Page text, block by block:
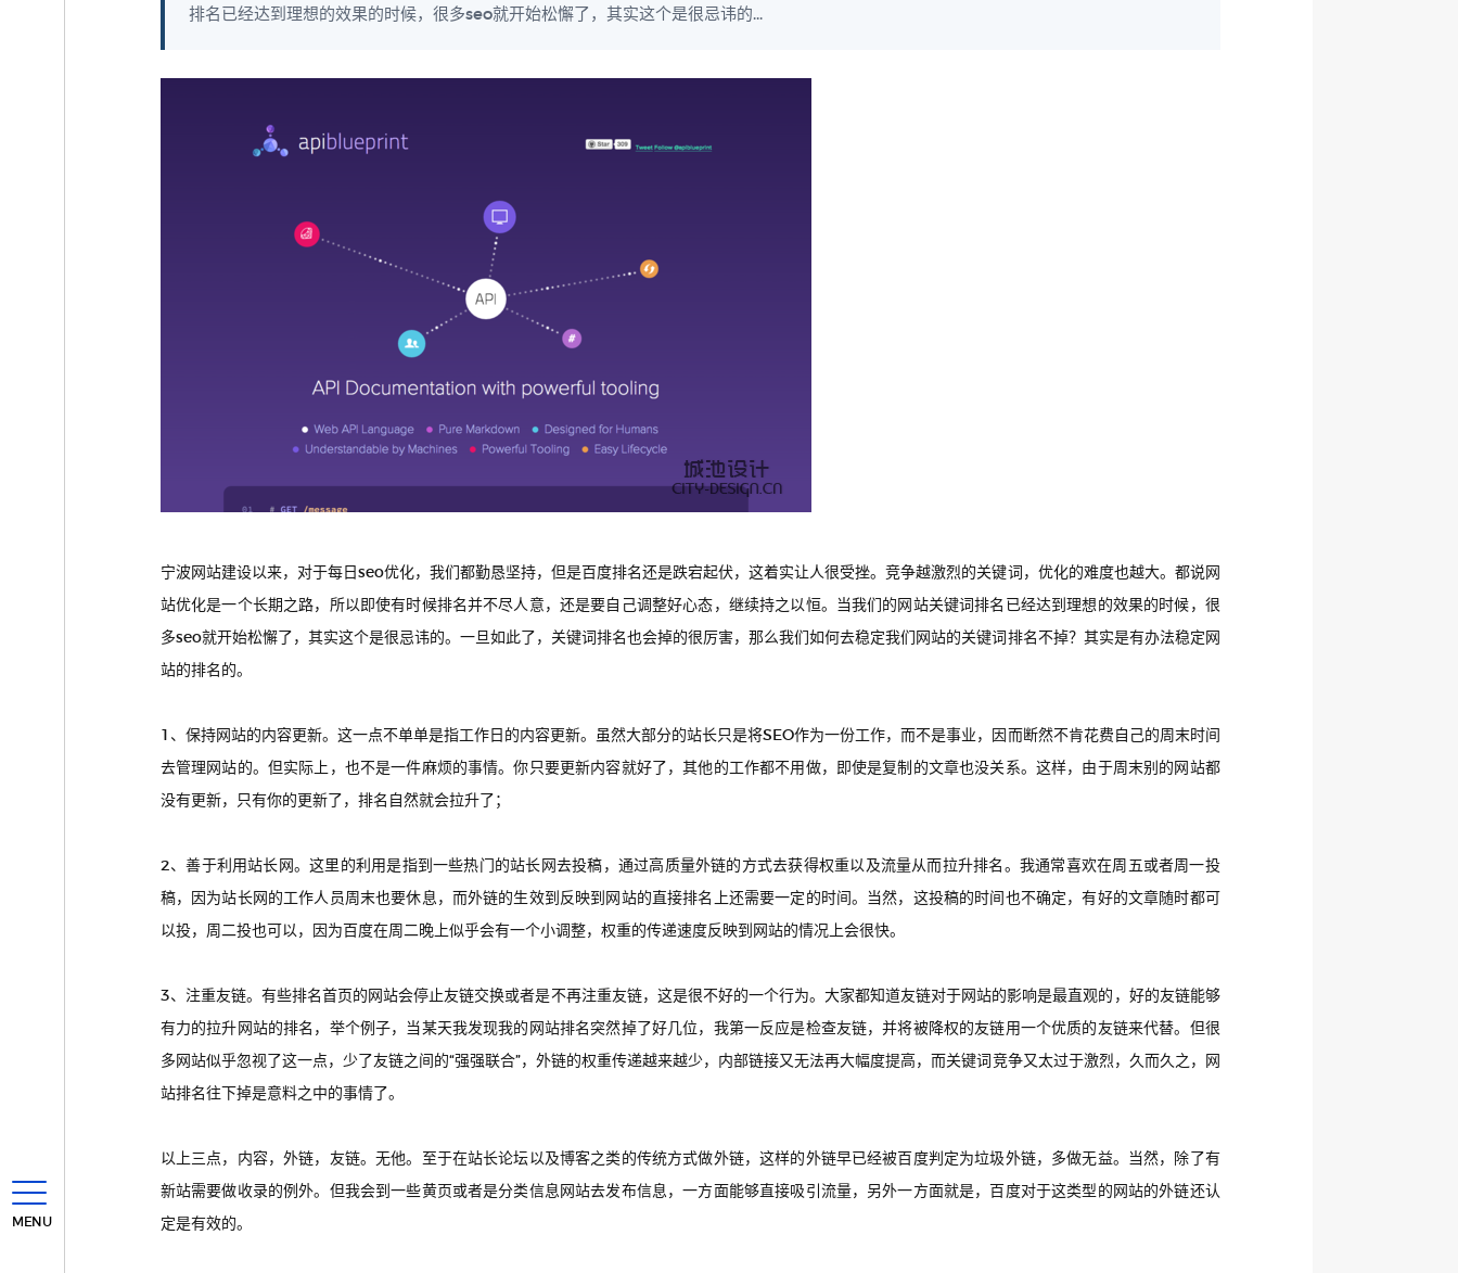
MENU
排名已经达到理想的效果的时候，很多seo就开始松懈了，其实这个是很忌讳的...
宁波网站建设以来，对于每日seo优化，我们都勤恳坚持，但是百度排名还是跌宕起伏，这着实让人很受挫。竞争越激烈的关键词，优化的难度也越大。都说网
站优化是一个长期之路，所以即使有时候排名并不尽人意，还是要自己调整好心态，继续持之以恒。 当我们的网站关键词排名已经达到理想的效果的时候，很
多seo就开始松懈了，其实这个是很忌讳的。一旦如此了，关键词排名也会掉的很厉害，那么我们如何去稳定我们网站的关键词排名不掉？ 其实是有办法稳定网
站的排名的。
1、保持网站的内容更新。这一点不单单是指工作日的内容更新。虽然大部分的站长只是将SEO作为一份工作，而不是事业，因而断然不肯花费自己的周末时间
去管理网站的。但实际上，也不是一件麻烦的事情。你只要更新内容就好了，其他的工作都不用做，即使是复制的文章也没关系。这样，由于周末别的网站都
没有更新，只有你的更新了，排名自然就会拉升了；
2、善于利用站长网。这里的利用是指到一些热门的站长网去投稿，通过高质量外链的方式去获得权重以及流量从而拉升排名。我通常喜欢在周五或者周一投
稿，因为站长网的工作人员周末也要休息，而外链的生效到反映到网站的直接排名上还需要一定的时间。当然，这投稿的时间也不确定，有好的文章随时都可
以投，周二投也可以，因为百度在周二晚上似乎会有一个小调整，权重的传递速度反映到网站的情况上会很快。
3、注重友链。有些排名首页的网站会停止友链交换或者是不再注重友链，这是很不好的一个行为。大家都知道友链对于网站的影响是最直观的，好的友链能够
有力的拉升网站的排名，举个例子，当某天我发现我的网站排名突然掉了好几位，我第一反应是检查友链，并将被降权的友链用一个优质的友链来代替。但很
多网站似乎忽视了这一点，少了友链之间的“强强联合”，外链的权重传递越来越少，内部链接又无法再大幅度提高，而关键词竞争又太过于激烈，久而久之，网
站排名往下掉是意料之中的事情了。
以上三点，内容，外链，友链。无他。至于在站长论坛以及博客之类的传统方式做外链，这样的外链早已经被百度判定为垃圾外链，多做无益。当然，除了有
新站需要做收录的例外。但我会到一些黄页或者是分类信息网站去发布信息，一方面能够直接吸引流量，另外一方面就是，百度对于这类型的网站的外链还认
定是有效的。